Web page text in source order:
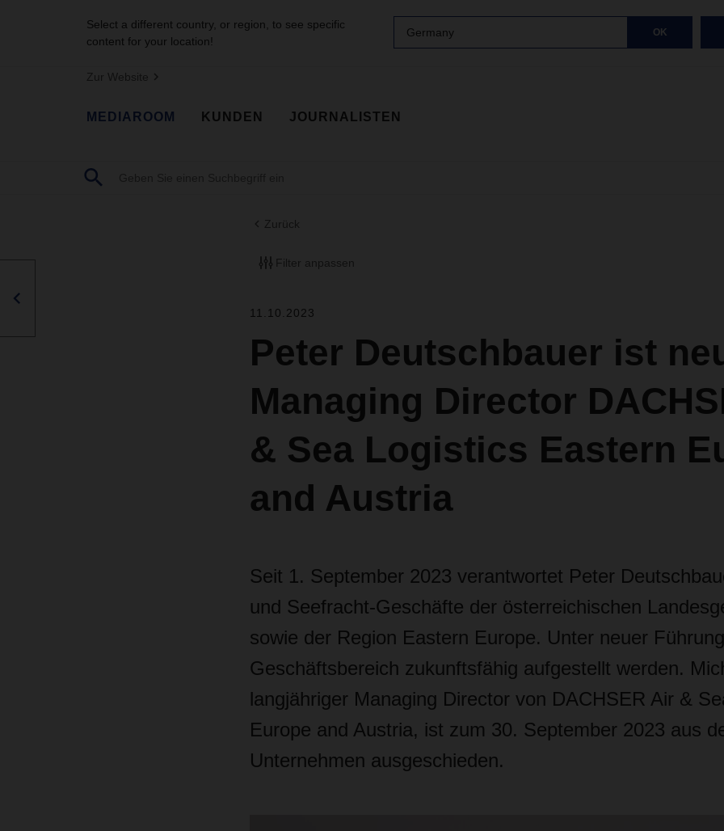
Select a different country, or region, to see specific
content for your location!
Germany OK
Zur Website
MEDIAROOM KUNDEN JOURNALISTEN
Zurück
Filter anpassen
11.10.2023
Peter Deutschbauer ist
Managing Director
& Sea Logistics Eastern
and Austria
Seit 1. September 2023 verantwortet Peter
und Seefracht-Geschäfte der österreichischen
sowie der Region Eastern Europe. Unter neuer
Geschäftsbereich zukunftsfähig aufgestellt werden.
langjähriger Managing Director von DACHSER Air &
Europe and Austria, ist zum 30. September 2023 aus
Unternehmen ausgeschieden.